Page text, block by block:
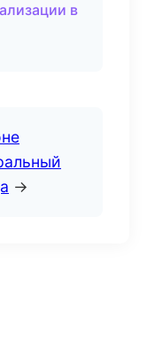
в
→